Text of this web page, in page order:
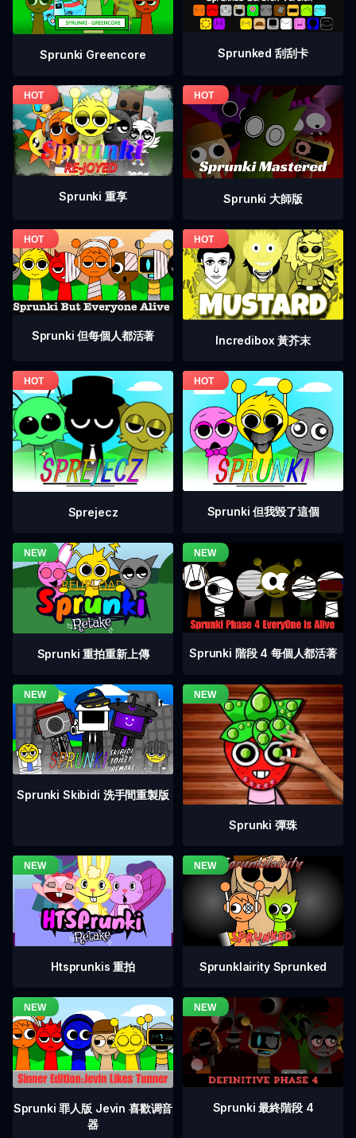
Sprunki Greencore Sprunked 刮刮卡
Sprunki 重享 Sprunki 大師版
Sprunki 但每個人都活著 Incredibox 黃芥末
Sprejecz Sprunki 但我毀了這個
Sprunki 重拍重新上傳 Sprunki 階段 4 每個人都活著
Sprunki Skibidi 洗手間重製版
Sprunki 彈珠
Htsprunkis 重拍 Sprunklairity Sprunked
Sprunki 罪人版 Jevin 喜歡调音
器
Sprunki 最終階段 4